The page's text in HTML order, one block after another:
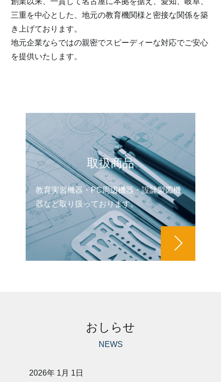
三重を中心とした、地元の教育機関様と密接な関係を築
き上げております。
地元企業ならではの親密でスピーディーな対応でご安心
を提供いたします。
取扱商品
教育実習機器・PC周辺機器・設計製図機
器など取り扱っております。
おしらせ
NEWS
2026年 1月 1日